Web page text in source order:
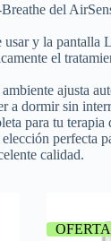
del
y la pantalla
el
ajusta
a dormir sin
para tu
perfecta
calidad.
OFERTA